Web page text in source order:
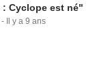
: Cyclope est né"
- Il y a 9 ans